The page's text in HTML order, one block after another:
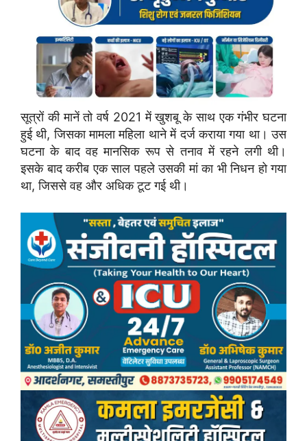
सूत्रों की मानें तो वर्ष 2021 में खुशबू के साथ एक गंभीर घटना
हुई थी, जिसका मामला महिला थाने में दर्ज कराया गया था। उस
घटना के बाद वह मानसिक रूप से तनाव में रहने लगी थी।
इसके बाद करीब एक साल पहले उसकी मां का भी निधन हो गया
था, जिससे वह और अधिक टूट गई थी।